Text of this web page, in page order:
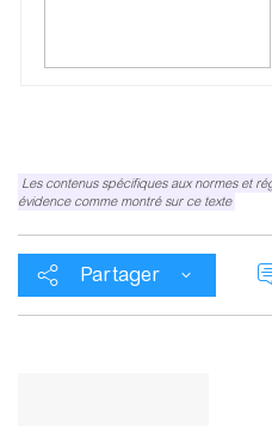
Les contenus spécifiques aux normes et
évidence comme montré sur ce texte
Partager